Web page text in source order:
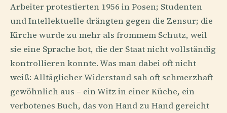
Arbeiter protestierten 1956 in Posen; Studenten
und Intellektuelle drängten gegen die Zensur; die
Kirche wurde zu mehr als frommem Schutz, weil
sie eine Sprache bot, die der Staat nicht vollständig
kontrollieren konnte. Was man dabei oft nicht
weiß: Alltäglicher Widerstand sah oft schmerzhaft
gewöhnlich aus – ein Witz in einer Küche, ein
verbotenes Buch, das von Hand zu Hand gereicht